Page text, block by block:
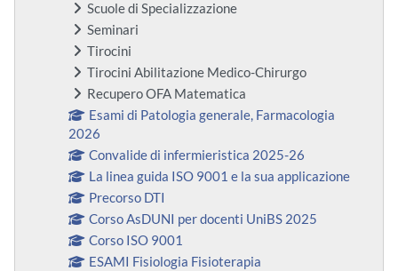
Scuole di Specializzazione
Seminari
Tirocini
Tirocini Abilitazione Medico-Chirurgo
Recupero OFA Matematica
Esami di Patologia generale, Farmacologia
2026
Convalide di infermieristica 2025-26
La linea guida ISO 9001 e la sua applicazione
Precorso DTI
Corso AsDUNI per docenti UniBS 2025
Corso ISO 9001
ESAMI Fisiologia Fisioterapia